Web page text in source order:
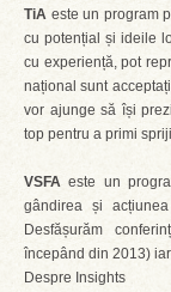
TiA este un program
cu potențial și ideile
cu experiență, pot
național sunt
vor ajunge să își
top pentru a primi
VSFA este un
gândirea și
Desfășurăm
începând din 2013)
Despre Insights